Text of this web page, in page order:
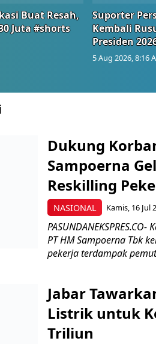
Buat Resah,
Juta #shorts
Suporter
Kembali
Presiden
5 Aug 2026, 8:16
NASIONAL
Dukung
Sampoerna
Reskilling
Kamis, 16 Jul
PT HM Sampoerna Tbk
pekerja terdampak
Jabar
Listrik untuk
Triliun